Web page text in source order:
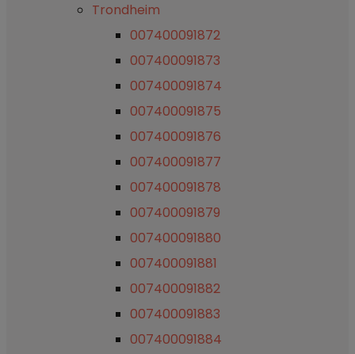
Trondheim
007400091872
007400091873
007400091874
007400091875
007400091876
007400091877
007400091878
007400091879
007400091880
007400091881
007400091882
007400091883
007400091884